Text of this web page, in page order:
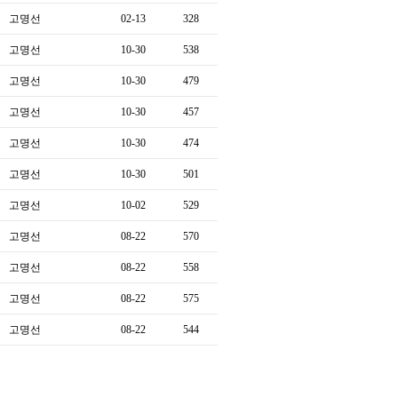
고명선 02-13 328
고명선 10-30 538
고명선 10-30 479
고명선 10-30 457
고명선 10-30 474
고명선 10-30 501
고명선 10-02 529
고명선 08-22 570
고명선 08-22 558
고명선 08-22 575
고명선 08-22 544